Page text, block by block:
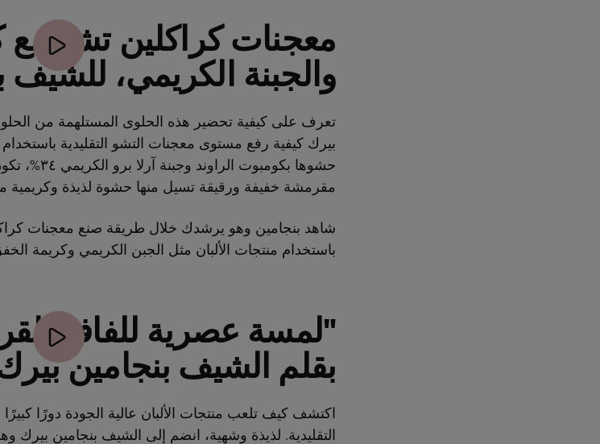
معجنات كراكلين تشو مع
والجبنة الكريمي، للشيف
تعرف على كيفية تحضير هذه الحلوى المستلهمة من
بيرك كيفية رفع مستوى معجنات التشو التقليدية
حشوها
مقرمشة خفيفة ورقيقة تسيل منها حشوة لذيذة وكريمية
شاهد بنجامين وهو يرشدك خلال طريقة صنع معجنات
باستخدام منتجات الألبان مثل الجبن الكريمي وكريمة
"لمسة عصرية للفافة
بقلم الشيف بنجامين
اكتشف كيف تلعب منتجات الألبان عالية الجودة دورًا
التقليدية. لذيذة وشهية، انضم إلى الشيف بنجامين